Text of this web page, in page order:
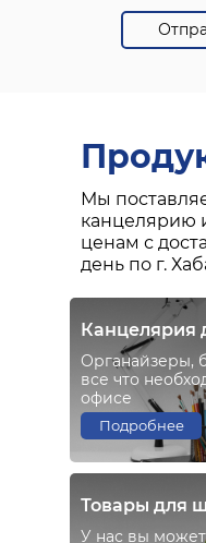
Мы
канцелярию
ценам с
день по г.
Подробнее
Органайзеры,
все что
офисе
У нас вы
Товары для
Канцелярия